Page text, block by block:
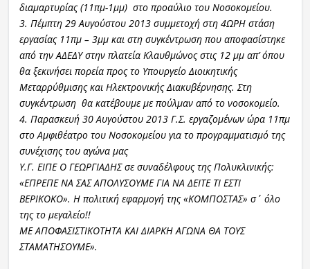
διαμαρτυρίας (11πμ-1μμ) στο προαύλιο του Νοσοκομείου.
3. Πέμπτη 29 Αυγούστου 2013 συμμετοχή στη 4ΩΡΗ στάση
εργασίας 11πμ – 3μμ και στη συγκέντρωση που αποφασίστηκε
από την ΑΔΕΔΥ στην πλατεία Κλαυθμώνος στις 12 μμ απ’ όπου
θα ξεκινήσει πορεία προς το Υπουργείο Διοικητικής
Μεταρρύθμισης και Ηλεκτρονικής Διακυβέρνησης. Στη
συγκέντρωση θα κατέβουμε με πούλμαν από το νοσοκομείο.
4. Παρασκευή 30 Αυγούστου 2013 Γ.Σ. εργαζομένων ώρα 11πμ
στο Αμφιθέατρο του Νοσοκομείου για το προγραμματισμό της
συνέχισης του αγώνα μας
Υ.Γ. ΕΙΠΕ Ο ΓΕΩΡΓΙΑΔΗΣ σε συναδέλφους της Πολυκλινικής:
«ΕΠΡΕΠΕ ΝΑ ΣΑΣ ΑΠΟΛΥΣΟΥΜΕ ΓΙΑ ΝΑ ΔΕΙΤΕ ΤΙ ΕΣΤΙ
ΒΕΡΙΚΟΚΟ». Η πολιτική εφαρμογή της «ΚΟΜΠΟΣΤΑΣ» σ΄ όλο
της το μεγαλείο!!
ΜΕ ΑΠΟΦΑΣΙΣΤΙΚΟΤΗΤΑ ΚΑΙ ΔΙΑΡΚΗ ΑΓΩΝΑ ΘΑ ΤΟΥΣ
ΣΤΑΜΑΤΗΣΟΥΜΕ».